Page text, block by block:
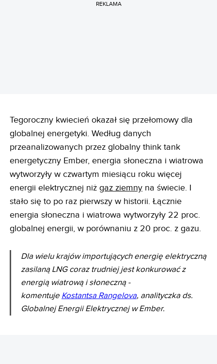
REKLAMA
Tegoroczny kwiecień okazał się przełomowy dla
globalnej energetyki. Według danych
przeanalizowanych przez globalny think tank
energetyczny Ember, energia słoneczna i wiatrowa
wytworzyły w czwartym miesiącu roku więcej
energii elektrycznej niż gaz ziemny na świecie. I
stało się to po raz pierwszy w historii. Łącznie
energia słoneczna i wiatrowa wytworzyły 22 proc.
globalnej energii, w porównaniu z 20 proc. z gazu.
Dla wielu krajów importujących energię elektryczną
zasilaną LNG coraz trudniej jest konkurować z
energią wiatrową i słoneczną -
komentuje Kostantsa Rangelova, analityczka ds.
Globalnej Energii Elektrycznej w Ember.